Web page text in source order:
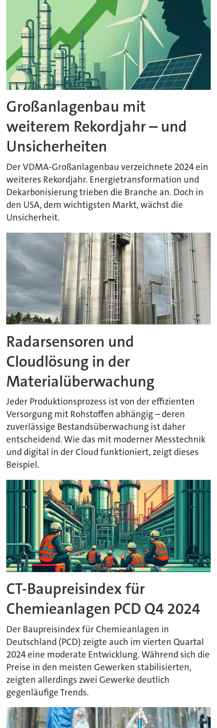
Großanlagenbau mit
weiterem Rekordjahr – und
Unsicherheiten
Der VDMA-Großanlagenbau verzeichnete 2024 ein
weiteres Rekordjahr. Energietransformation und
Dekarbonisierung trieben die Branche an. Doch in
den USA, dem wichtigsten Markt, wächst die
Unsicherheit.
Radarsensoren und
Cloudlösung in der
Materialüberwachung
Jeder Produktionsprozess ist von der effizienten
Versorgung mit Rohstoffen abhängig – deren
zuverlässige Bestandsüberwachung ist daher
entscheidend. Wie das mit moderner Messtechnik
und digital in der Cloud funktioniert, zeigt dieses
Beispiel.
CT-Baupreisindex für
Chemieanlagen PCD Q4 2024
Der Baupreisindex für Chemieanlagen in
Deutschland (PCD) zeigte auch im vierten Quartal
2024 eine moderate Entwicklung. Während sich die
Preise in den meisten Gewerken stabilisierten,
zeigten allerdings zwei Gewerke deutlich
gegenläufige Trends.